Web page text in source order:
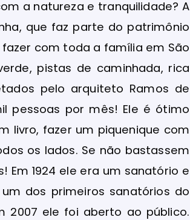
a natureza e tranquilidade? A
que faz parte do patrimônio
com toda a família em São
pistas de caminhada, rica
pelo arquiteto Ramos de
pessoas por mês! Ele é ótimo
livro, fazer um piquenique com
os lados. Se não bastassem
Em 1924 ele era um sanatório e
dos primeiros sanatórios do
2007 ele foi aberto ao público.